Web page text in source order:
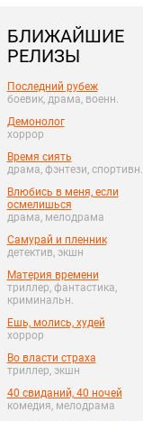
БЛИЖАЙШИЕ
РЕЛИЗЫ
Последний рубеж
боевик, драма, военн.
Демонолог
хоррор
Время сиять
драма, фэнтези, спортивн.
Влюбись в меня, если
осмелишься
драма, мелодрама
Самурай и пленник
детектив, экшн
Материя времени
триллер, фантастика,
криминальн.
Ешь, молись, худей
хоррор
Во власти страха
триллер, экшн
40 свиданий, 40 ночей
комедия, мелодрама